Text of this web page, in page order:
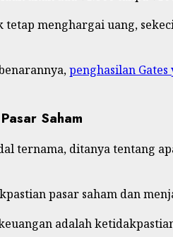
menghargai uang,
penghasilan
Saham
ternama, ditanya tentang
pasar saham dan
adalah